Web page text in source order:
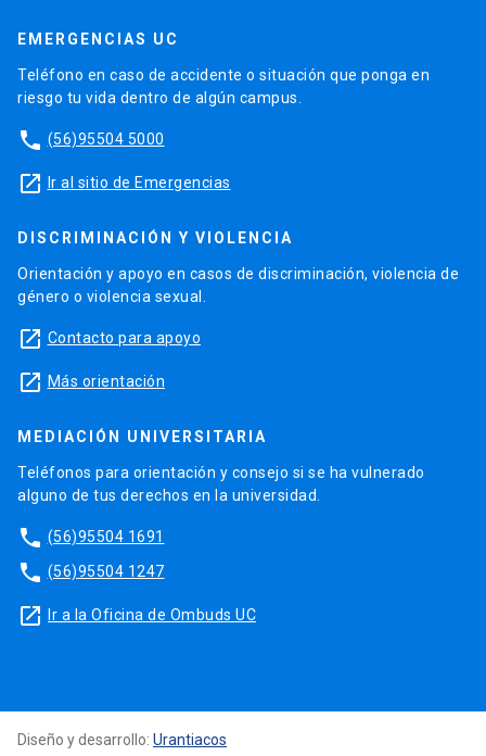
EMERGENCIAS UC
Teléfono en caso de accidente o situación que ponga en
riesgo tu vida dentro de algún campus.
phone (56)95504 5000
launch Ir al sitio de Emergencias
DISCRIMINACIÓN Y VIOLENCIA
Orientación y apoyo en casos de discriminación, violencia de
género o violencia sexual.
launch Contacto para apoyo
launch Más orientación
MEDIACIÓN UNIVERSITARIA
Teléfonos para orientación y consejo si se ha vulnerado
alguno de tus derechos en la universidad.
phone (56)95504 1691
phone (56)95504 1247
launch Ir a la Oficina de Ombuds UC
Diseño y desarrollo: Urantiacos